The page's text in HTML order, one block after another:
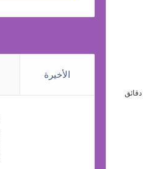
الأخيرة